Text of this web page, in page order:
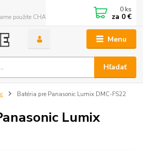
Menu
Hľadať
použite CHATBOX
0 ks
za 0 €
Batéria pre Panasonic Lumix DMC-FS22
Lumix